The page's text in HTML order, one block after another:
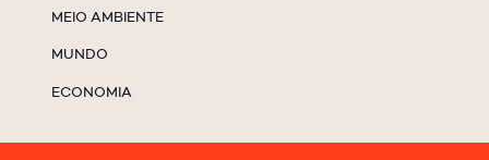
MEIO AMBIENTE
MUNDO
ECONOMIA